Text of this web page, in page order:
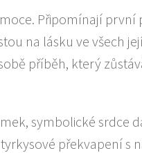
Připomínají první
na lásku ve všech
příběh, který
symbolické srdce
překvapení s